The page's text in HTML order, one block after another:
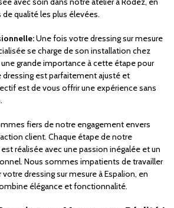
qualité les plus élevées.
Une fois votre dressing sur mesure
se charge de son installation chez
grande importance à cette étape pour
dressing est parfaitement ajusté et
est de vous offrir une expérience sans
fiers de notre engagement envers
client. Chaque étape de notre
réalisée avec une passion inégalée et un
Nous sommes impatients de travailler
dressing sur mesure à Espalion, en
élégance et fonctionnalité.